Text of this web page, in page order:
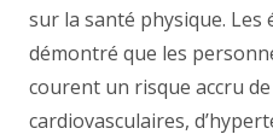
sur la santé physique.
démontré que les
courent un risque accru
cardiovasculaires,